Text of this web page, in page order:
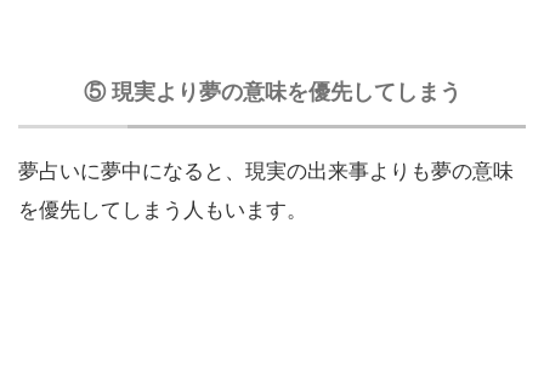
⑤ 現実より夢の意味を優先してしまう
夢占いに夢中になると、現実の出来事よりも夢の意味
を優先してしまう人もいます。